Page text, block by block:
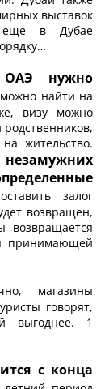
выставок
еще в Дубае
нужно
найти на
визу можно
родственников,
жительство.
залог
возвращен,
возвращается
принимающей
магазины
говорят,
выгоднее. 1
с конца